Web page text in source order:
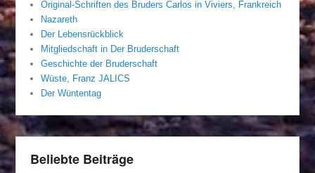
Original-Schriften des Bruders Carlos in Viviers, Frankreich
Nazareth
Der Lebensrückblick
Mitgliedschaft in Der Bruderschaft
Geschichte der Bruderschaft
Wüste, Franz JALICS
Der Wüntentag
Beliebte Beiträge